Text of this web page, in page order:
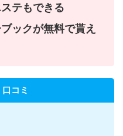
テもできる
ックが無料で貰え
コミ